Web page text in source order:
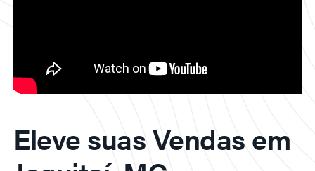
Eleve suas Vendas em